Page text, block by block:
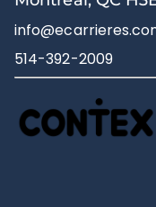
514-392-2009